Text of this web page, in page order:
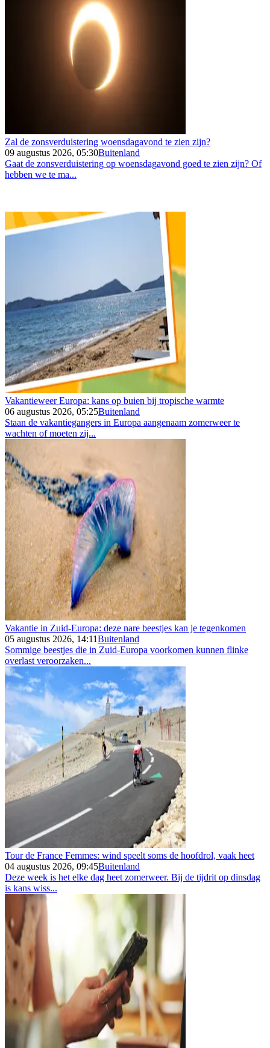
Zal de zonsverduistering woensdagavond te zien zijn?
09 augustus 2026, 05:30Buitenland
Gaat de zonsverduistering op woensdagavond goed te zien zijn? Of
hebben we te ma...
Vakantieweer Europa: kans op buien bij tropische warmte
06 augustus 2026, 05:25Buitenland
Staan de vakantiegangers in Europa aangenaam zomerweer te
wachten of moeten zij...
Vakantie in Zuid-Europa: deze nare beestjes kan je tegenkomen
05 augustus 2026, 14:11Buitenland
Sommige beestjes die in Zuid-Europa voorkomen kunnen flinke
overlast veroorzaken...
Tour de France Femmes: wind speelt soms de hoofdrol, vaak heet
04 augustus 2026, 09:45Buitenland
Deze week is het elke dag heet zomerweer. Bij de tijdrit op dinsdag
is kans wiss...